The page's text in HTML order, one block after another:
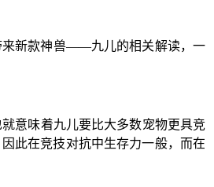
来新款神兽——九儿的相关解读，一
意味着九儿要比大多数宠物更具竞
此在竞技对抗中生存力一般，而在